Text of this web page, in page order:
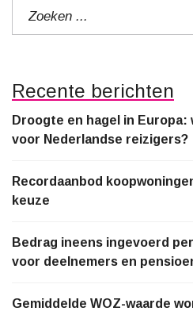
Recente berichten
Droogte en hagel in
voor Nederlandse reizigers?
Recordaanbod
keuze
Bedrag ineens ingevoerd
voor deelnemers en
Gemiddelde WOZ-waarde